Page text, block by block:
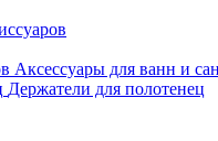
Аксессуары для ванн и
Держатели для полотенец